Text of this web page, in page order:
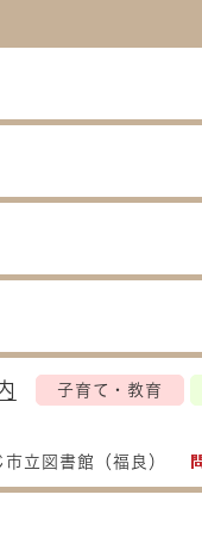
子育て・教育
市立図書館（福良）